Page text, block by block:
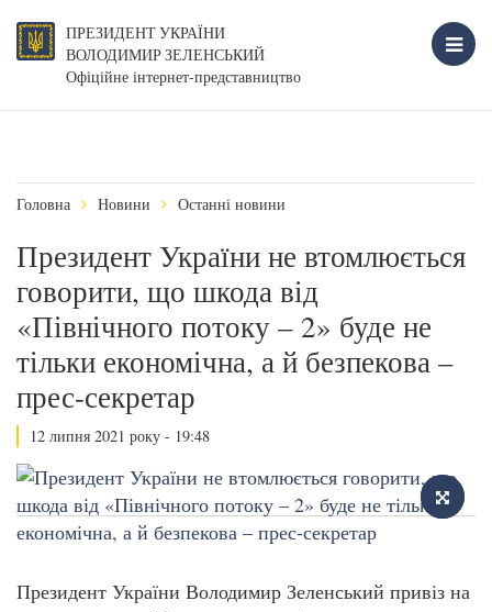
ПРЕЗИДЕНТ УКРАЇНИ
ВОЛОДИМИР ЗЕЛЕНСЬКИЙ
Офіційне інтернет-представництво
Головна Новини Останні новини
Президент України не втомлюється
говорити, що шкода від
«Північного потоку – 2» буде не
тільки економічна, а й безпекова –
прес-секретар
12 липня 2021 року - 19:48
Президент України Володимир Зеленський привіз на